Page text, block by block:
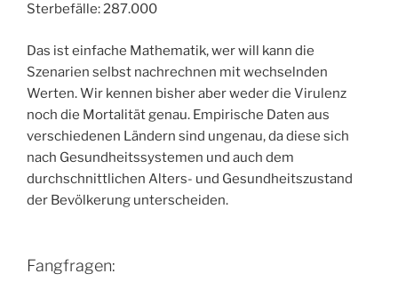
Sterbefälle: 287.000
Das ist einfache Mathematik, wer will kann die
Szenarien selbst nachrechnen mit wechselnden
Werten. Wir kennen bisher aber weder die Virulenz
noch die Mortalität genau. Empirische Daten aus
verschiedenen Ländern sind ungenau, da diese sich
nach Gesundheitssystemen und auch dem
durchschnittlichen Alters- und Gesundheitszustand
der Bevölkerung unterscheiden.
Fangfragen: